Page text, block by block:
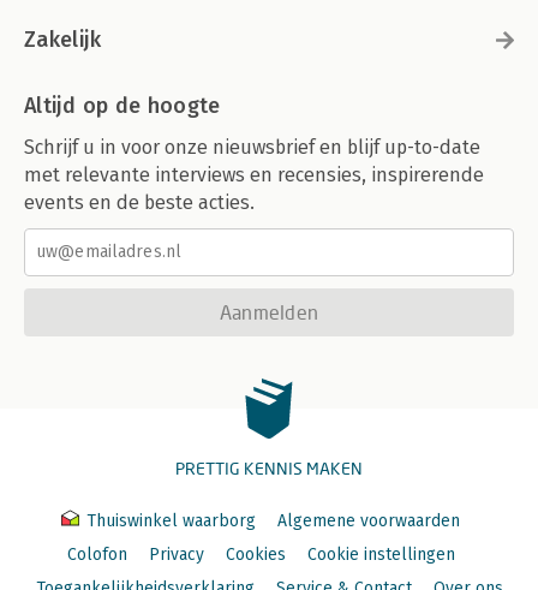
Zakelijk
Altijd op de hoogte
Schrijf u in voor onze nieuwsbrief en blijf up-to-date
met relevante interviews en recensies, inspirerende
events en de beste acties.
Aanmelden
PRETTIG KENNIS MAKEN
Thuiswinkel waarborg
Algemene voorwaarden
Colofon
Privacy Cookies
Cookie instellingen